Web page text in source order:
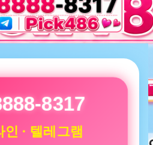
8317
인 · 텔레그램